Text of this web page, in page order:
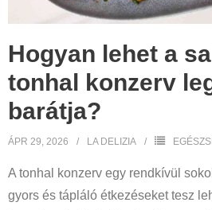
Hogyan lehet a
tonhal konzerv
barátja?
ÁPR 29, 2026 LA DELIZIA
A tonhal konzerv egy rendkívül
gyors és tápláló étkezéseket tesz